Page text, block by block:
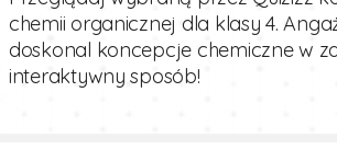
chemii organicznej dla klasy 4.
doskonal koncepcje chemiczne w
interaktywny sposób!